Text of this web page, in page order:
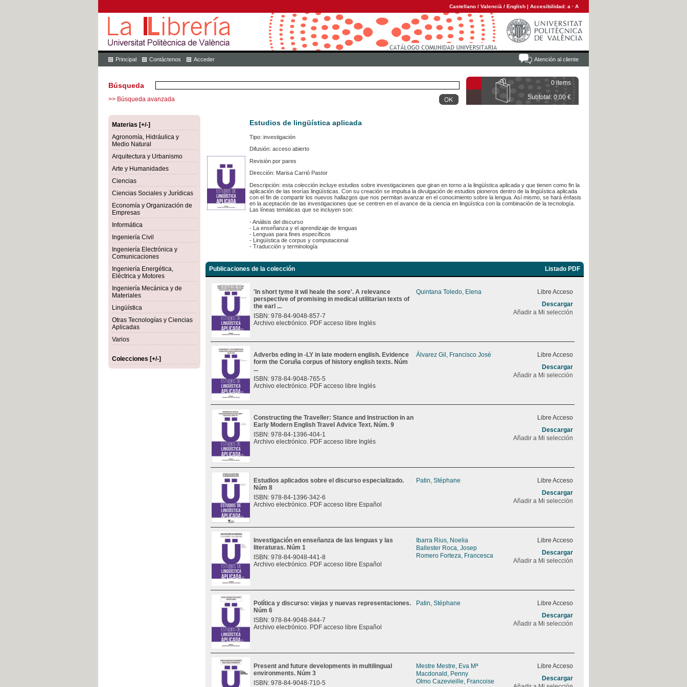
Castellano / Valencià / English | Accesibilidad: a · A
Atención al cliente
Principal Contáctenos Acceder
0 items
Subtotal: 0,00 €
Búsqueda
>> Búsqueda avanzada
Materias [+/-]
Agronomía, Hidráulica y
Medio Natural
Arquitectura y Urbanismo
Arte y Humanidades
Ciencias
Ciencias Sociales y Jurídicas
Economía y Organización de
Empresas
Informática
Ingeniería Civil
Ingeniería Electrónica y
Comunicaciones
Ingeniería Energética,
Eléctrica y Motores
Ingeniería Mecánica y de
Materiales
Lingüística
Otras Tecnologías y Ciencias
Aplicadas
Varios
Colecciones [+/-]
Estudios de lingüística aplicada
Tipo: investigación
Difusión: acceso abierto
Revisión por pares
Dirección: Marisa Carrió Pastor
Descripción: esta colección incluye estudios sobre investigaciones que giran en torno a la lingüística aplicada y que tienen como fin la
aplicación de las teorías lingüísticas. Con su creación se impulsa la divulgación de estudios pioneros dentro de la lingüística aplicada
con el fin de compartir los nuevos hallazgos que nos permitan avanzar en el conocimiento sobre la lengua. Así mismo, se hará énfasis
en la aceptación de las investigaciones que se centren en el avance de la ciencia en lingüística con la combinación de la tecnología.
Las líneas temáticas que se incluyen son:
- Análisis del discurso
- La enseñanza y el aprendizaje de lenguas
- Lenguas para fines específicos
- Lingüística de corpus y computacional
- Traducción y terminología
Publicaciones de la colección Listado PDF
'In short tyme it wil heale the sore'. A relevance
perspective of promising in medical utilitarian texts of
the earl ...
ISBN: 978-84-9048-857-7
Archivo electrónico. PDF acceso libre Inglés
Quintana Toledo, Elena
Libre Acceso
Descargar
Añadir a Mi selección
Adverbs eding in -LY in late modern english. Evidence
form the Coruña corpus of history english texts. Núm
...
ISBN: 978-84-9048-765-5
Archivo electrónico. PDF acceso libre Inglés
Álvarez Gil, Francisco José
Libre Acceso
Descargar
Añadir a Mi selección
Constructing the Traveller: Stance and Instruction in an
Early Modern English Travel Advice Text. Núm. 9
ISBN: 978-84-1396-404-1
Archivo electrónico. PDF acceso libre Inglés
Libre Acceso
Descargar
Añadir a Mi selección
Estudios aplicados sobre el discurso especializado.
Núm 8
ISBN: 978-84-1396-342-6
Archivo electrónico. PDF acceso libre Español
Patin, Stéphane
Libre Acceso
Descargar
Añadir a Mi selección
Investigación en enseñanza de las lenguas y las
literaturas. Núm 1
ISBN: 978-84-9048-441-8
Archivo electrónico. PDF acceso libre Español
Ibarra Rius, Noelia
Ballester Roca, Josep
Romero Forteza, Francesca
Libre Acceso
Descargar
Añadir a Mi selección
Política y discurso: viejas y nuevas representaciones.
Núm 6
ISBN: 978-84-9048-844-7
Archivo electrónico. PDF acceso libre Español
Patin, Stéphane
Libre Acceso
Descargar
Añadir a Mi selección
Present and future developments in multilingual
environments. Núm 3
ISBN: 978-84-9048-710-5
Mestre Mestre, Eva Mª
Macdonald, Penny
Olmo Cazevieille, Francoise
Libre Acceso
Descargar